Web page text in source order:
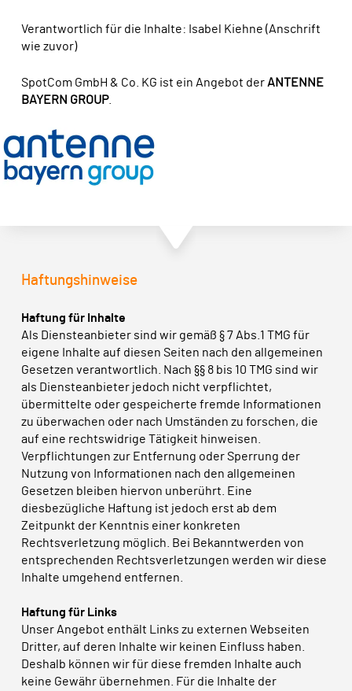
Verantwortlich für die Inhalte: Isabel Kiehne (Anschrift
wie zuvor)
SpotCom GmbH & Co. KG ist ein Angebot derANTENNE
BAYERN GROUP.
Haftungshinweise
Haftung für Inhalte
Als Diensteanbieter sind wir gemäß § 7 Abs.1 TMG für
eigene Inhalte auf diesen Seiten nach den allgemeinen
Gesetzen verantwortlich. Nach §§ 8 bis 10 TMG sind wir
als Diensteanbieter jedoch nicht verpflichtet,
übermittelte oder gespeicherte fremde Informationen
zu überwachen oder nach Umständen zu forschen, die
auf eine rechtswidrige Tätigkeit hinweisen.
Verpflichtungen zur Entfernung oder Sperrung der
Nutzung von Informationen nach den allgemeinen
Gesetzen bleiben hiervon unberührt. Eine
diesbezügliche Haftung ist jedoch erst ab dem
Zeitpunkt der Kenntnis einer konkreten
Rechtsverletzung möglich. Bei Bekanntwerden von
entsprechenden Rechtsverletzungen werden wir diese
Inhalte umgehend entfernen.
Haftung für Links
Unser Angebot enthält Links zu externen Webseiten
Dritter, auf deren Inhalte wir keinen Einfluss haben.
Deshalb können wir für diese fremden Inhalte auch
keine Gewähr übernehmen. Für die Inhalte der